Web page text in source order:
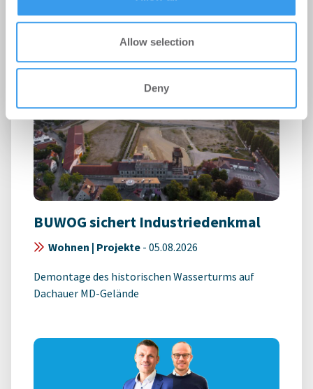
Allow selection
Deny
BUWOG sichert Industriedenkmal
Wohnen | Projekte - 05.08.2026
Demontage des historischen Wasserturms auf
Dachauer MD-Gelände